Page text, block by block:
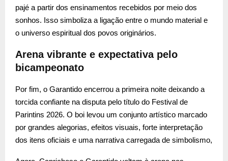
pajé a partir dos ensinamentos recebidos por meio dos
sonhos. Isso simboliza a ligação entre o mundo material e
o universo espiritual dos povos originários.
Arena vibrante e expectativa pelo
bicampeonato
Por fim, o Garantido encerrou a primeira noite deixando a
torcida confiante na disputa pelo título do Festival de
Parintins 2026. O boi levou um conjunto artístico marcado
por grandes alegorias, efeitos visuais, forte interpretação
dos itens oficiais e uma narrativa carregada de simbolismo,